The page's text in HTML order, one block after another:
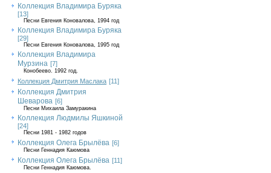
Коллекция Владимира Буряка
[13]
Песни Евгения Коновалова, 1994 год
Коллекция Владимира Буряка
[29]
Песни Евгения Коновалова, 1995 год
Коллекция Владимира
Мурзина [7]
Конобеево. 1992 год.
Коллекция Дмитрия Маслака [11]
Коллекция Дмитрия
Шеварова [6]
Песни Михаила Замуракина
Коллекция Людмилы Яшкиной
[24]
Песни 1981 - 1982 годов
Коллекция Олега Брылёва [6]
Песни Геннадия Каюмова
Коллекция Олега Брылёва [11]
Песни Геннадия Каюмова.